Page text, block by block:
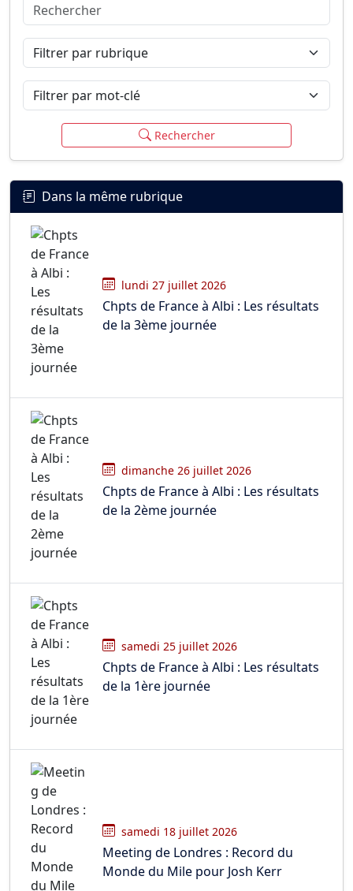
Connexion
Rechercher
Filtrer par rubrique
Filtrer par mot-clé
Rechercher
Dans la même rubrique
lundi 27 juillet 2026
Chpts de France à Albi : Les résultats
de la 3ème journée
dimanche 26 juillet 2026
Chpts de France à Albi : Les résultats
de la 2ème journée
samedi 25 juillet 2026
Chpts de France à Albi : Les résultats
de la 1ère journée
samedi 18 juillet 2026
Meeting de Londres : Record du
Monde du Mile pour Josh Kerr